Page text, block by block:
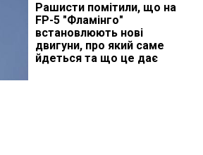
Рашисти помітили, що на
FP-5 "Фламінго"
встановлюють нові
двигуни, про який саме
йдеться та що це дає